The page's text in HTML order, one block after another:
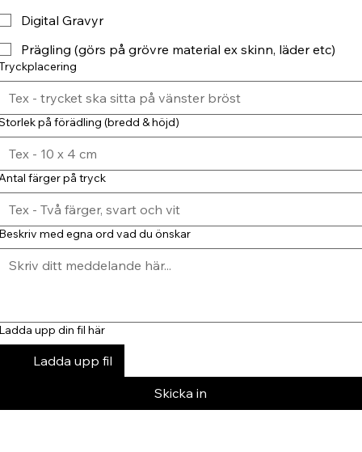
Digital Gravyr
Prägling (görs på grövre material ex skinn, läder etc)
på förädling (bredd & höjd)
färger på tryck
med egna ord vad du önskar
upp din fil här
Ladda upp fil
Skicka in